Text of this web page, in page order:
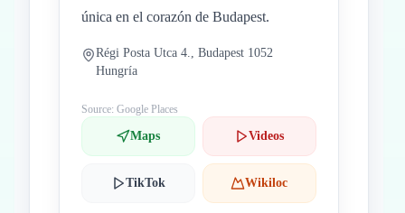
única en el corazón de Budapest.
Régi Posta Utca 4., Budapest 1052
Hungría
Source: Google Places
Maps Videos
TikTok Wikiloc